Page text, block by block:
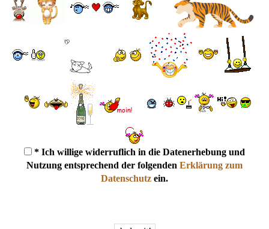
* Ich willige widerruflich in die Datenerhebung und
Nutzung entsprechend der folgenden Erklärung zum
Datenschutz ein.